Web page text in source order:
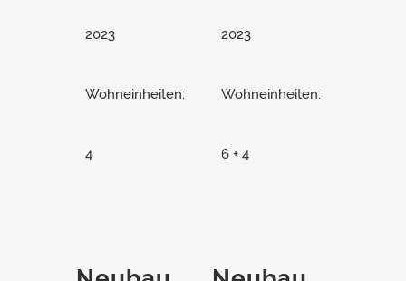
2023
Wohneinheiten:
4
2023
Wohneinheiten:
6 + 4